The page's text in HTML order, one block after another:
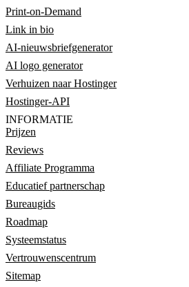
Print-on-Demand
Link in bio
AI-nieuwsbriefgenerator
AI logo generator
Verhuizen naar Hostinger
Hostinger-API
INFORMATIE
Prijzen
Reviews
Affiliate Programma
Educatief partnerschap
Bureaugids
Roadmap
Systeemstatus
Vertrouwenscentrum
Sitemap